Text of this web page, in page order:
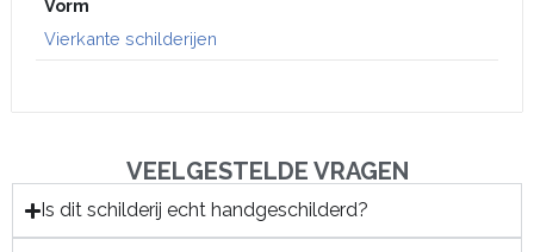
Vorm
Vierkante schilderijen
VEELGESTELDE VRAGEN
Is dit schilderij echt handgeschilderd?